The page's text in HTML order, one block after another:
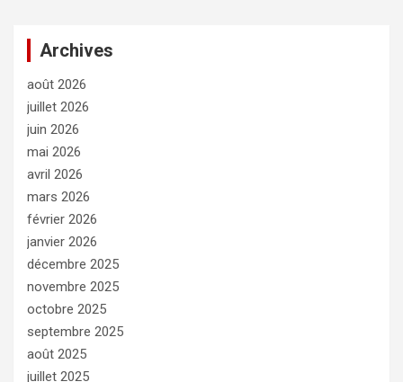
Archives
août 2026
juillet 2026
juin 2026
mai 2026
avril 2026
mars 2026
février 2026
janvier 2026
décembre 2025
novembre 2025
octobre 2025
septembre 2025
août 2025
juillet 2025